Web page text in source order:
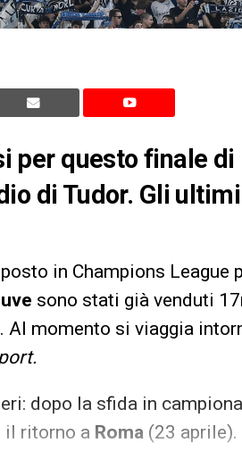
per questo finale di
di Tudor. Gli ultimi
in Champions League
sono stati già venduti
momento si viaggia
dopo la sfida in
il ritorno a Roma (23 aprile).